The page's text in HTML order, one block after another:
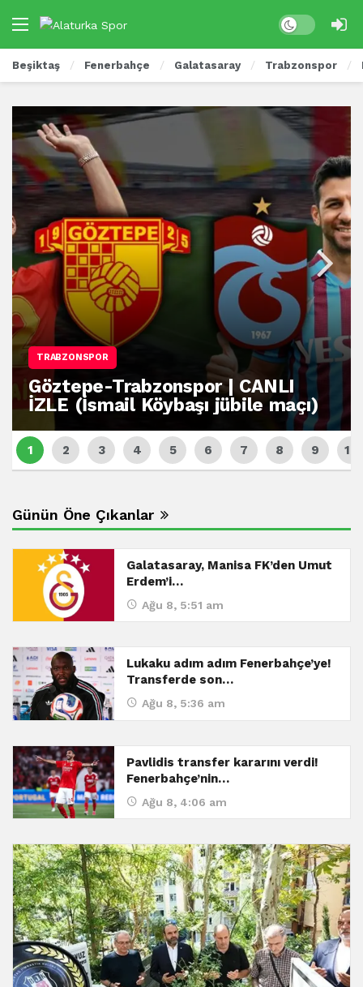
Beşiktaş Fenerbahçe Galatasaray Trabzonspor
TRABZONSPOR
Göztepe-Trabzonspor | CANLI
İZLE (İsmail Köybaşı jübile maçı)
Günün Öne Çıkanlar
Galatasaray, Manisa FK’den Umut
Erdem’i…
Ağu 8, 5:51 am
Lukaku adım adım Fenerbahçe’ye!
Transferde son…
Ağu 8, 5:36 am
Pavlidis transfer kararını verdi!
Fenerbahçe’nin…
Ağu 8, 4:06 am